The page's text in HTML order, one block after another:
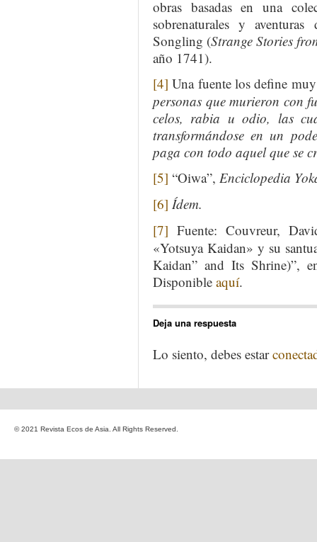
obras basadas en una
sobrenaturales y
Songling (Strange Stories
año 1741).
[4] Una fuente los define
personas que murieron con
celos, rabia u odio, las
transformándose en un
paga con todo aquel que se
[5] “Oiwa”, Enciclopedia
[6] Ídem.
[7] Fuente: Couvreur,
«Yotsuya Kaidan» y su
Kaidan” and Its Shrine)”,
Disponible aquí.
Deja una respuesta
Lo siento, debes estar
© 2021 Revista Ecos de Asia. All Rights Reserved.